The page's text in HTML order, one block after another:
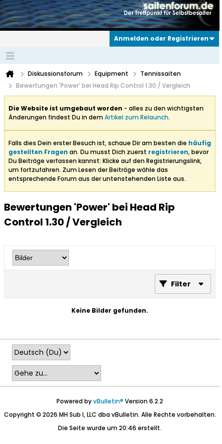
Anmelden oder Registrieren
Diskussionsforum Equipment
Tennissaiten
Bewertungen 'Power' bei Head Rip Control 1.30 / Vergleich
Die Website ist umgebaut worden - alles zu den wichtigsten
Änderungen findest Du in demArtikel zum Relaunch.
Falls dies Dein erster Besuch ist, schaue Dir am besten die häufig
gestellten Fragen an. Du musst Dich zuerst registrieren, bevor
Du Beiträge verfassen kannst: Klicke auf den Registrierungslink,
um fortzufahren. Zum Lesen der Beiträge wähle das
entsprechende Forum aus der untenstehenden Liste aus.
Bewertungen 'Power' bei Head Rip
Control 1.30 / Vergleich
Filter
Keine Bilder gefunden.
Powered byvBulletin® Version 6.2.2
Copyright © 2026 MH Sub I, LLC dba vBulletin. Alle Rechte vorbehalten.
Die Seite wurde um 20:46 erstellt.